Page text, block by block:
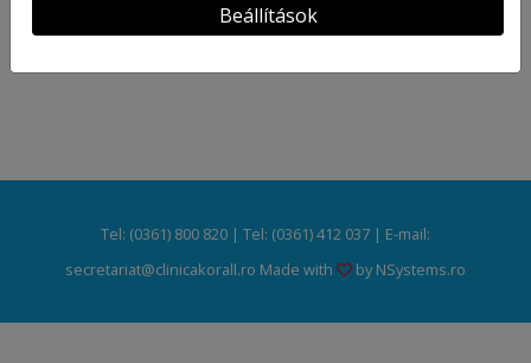
Tel: (0361) 800 820 | Tel: (0361) 412 037 | E-mail:
secretariat@clinicakorall.ro Made with
byNSystems.ro
Beállítások